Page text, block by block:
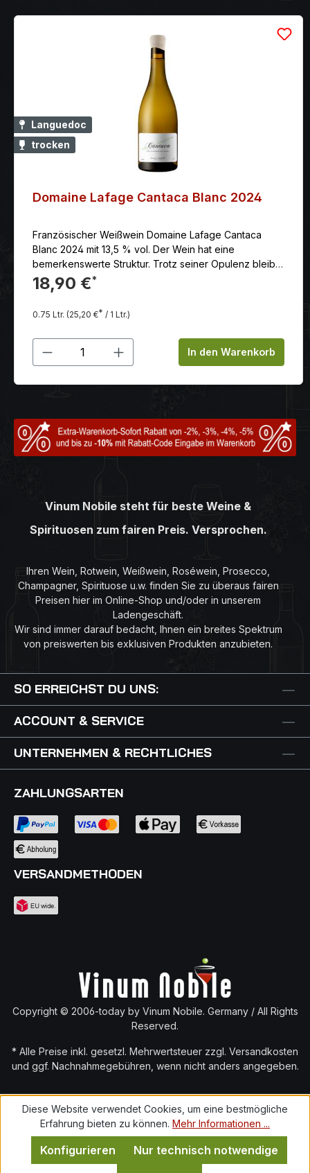
Languedoc
trocken
Domaine Lafage Cantaca Blanc 2024
Französischer Weißwein Domaine Lafage Cantaca
Blanc 2024 mit 13,5 % vol. Der Wein hat eine
bemerkenswerte Struktur. Trotz seiner Opulenz bleibt
er durch eine lebendige Säure frisch. Das Finish ist oft
cremig („gourmet“) und lang anhaltend.
18,90 €*
0.75 Ltr. (25,20 €* / 1 Ltr.)
Produkt Anzahl: Gib denIn den Warenkorb
Vinum Nobile steht für beste Weine &
Spirituosen zum fairen Preis. Versprochen.
Ihren Wein, Rotwein, Weißwein, Roséwein, Prosecco,
Champagner, Spirituose u.w. finden Sie zu überaus fairen
Preisen hier im Online-Shop und/oder in unserem
Ladengeschäft.
Wir sind immer darauf bedacht, Ihnen ein breites Spektrum
von preiswerten bis exklusiven Produkten anzubieten.
SO ERREICHST DU UNS:
ACCOUNT & SERVICE
UNTERNEHMEN & RECHTLICHES
ZAHLUNGSARTEN
VERSANDMETHODEN
Copyright © 2006-today by Vinum Nobile. Germany / All Rights
Reserved.
* Alle Preise inkl. gesetzl. Mehrwertsteuer zzgl. Versandkosten
und ggf. Nachnahmegebühren, wenn nicht anders angegeben.
Diese Website verwendet Cookies, um eine bestmögliche
Erfahrung bieten zu können. Mehr Informationen ...
Nur technisch notwendige
Konfigurieren